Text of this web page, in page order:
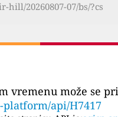
20260807-07/bs/?cs
vremenu može se
platform/api/H7417